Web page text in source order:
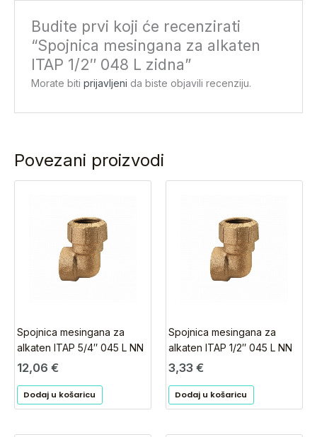
Budite prvi koji će recenzirati
“Spojnica mesingana za alkaten
ITAP 1/2″ 048 L zidna”
Morate bitiprijavljeni da biste objavili recenziju.
Povezani proizvodi
Spojnica mesingana za
alkaten ITAP 5/4″ 045 L NN
12,06 €
Dodaj u košaricu
Spojnica mesingana za
alkaten ITAP 1/2″ 045 L NN
3,33 €
Dodaj u košaricu